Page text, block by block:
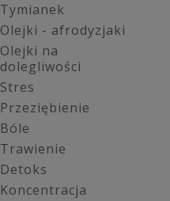
Tymianek
Olejki - afrodyzjaki
Olejki na
dolegliwości
Stres
Przeziębienie
Bóle
Trawienie
Detoks
Koncentracja